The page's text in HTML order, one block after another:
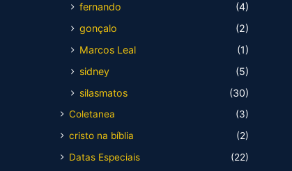
fernando
(4)
gonçalo
(2)
Marcos Leal
(1)
sidney
(5)
silasmatos
(30)
Coletanea
(3)
cristo na bíblia
(2)
Datas Especiais
(22)